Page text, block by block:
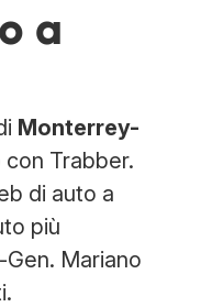
a
Monterrey-
con Trabber.
di auto a
più
Mariano